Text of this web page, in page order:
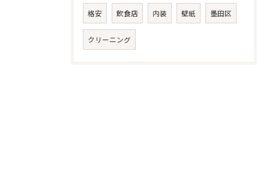
格安 飲食店 内装 壁紙 墨田区
クリーニング